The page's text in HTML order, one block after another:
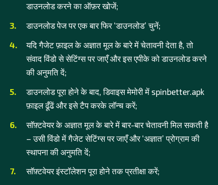
डाउनलोड करने का ऑफ़र खोजें;
डाउनलोड पेज पर एक बार फिर ‘डाउनलोड’ चुनें;
यदि गैजेट फ़ाइल के अज्ञात मूल के बारे में चेतावनी देता है, तो
संवाद विंडो से सेटिंग्स पर जाएँ और इस एपीके को डाउनलोड करने
की अनुमति दें;
डाउनलोड पूरा होने के बाद, डिवाइस मेमोरी में spinbetter.apk
फ़ाइल ढूँढें और इसे टैप करके लॉन्च करें;
सॉफ़्टवेयर के अज्ञात मूल के बारे में बार-बार चेतावनी मिल सकती है
– उसी विंडो में गैजेट सेटिंग्स पर जाएँ और ‘अज्ञात’ प्रोग्राम की
स्थापना की अनुमति दें;
सॉफ़्टवेयर इंस्टॉलेशन पूरा होने तक प्रतीक्षा करें;